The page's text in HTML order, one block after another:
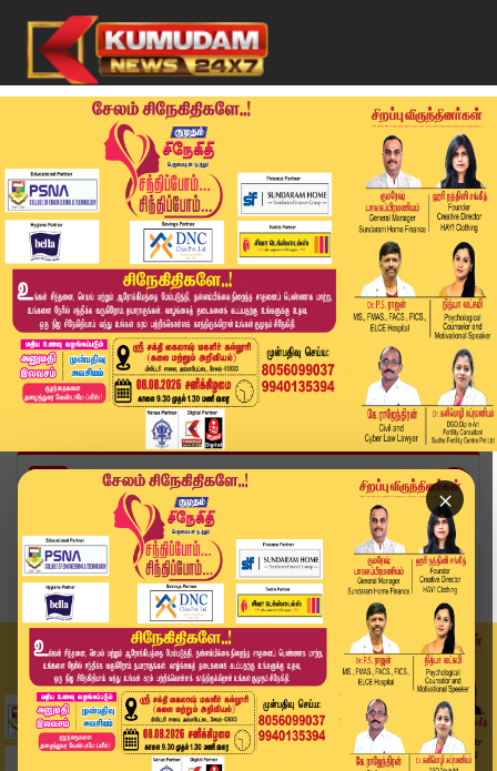
×
Home
வீடியோ ஸ்டோரி
கர்நாடக மாநில முதலமைச்சர் ராஜினாமா..! சித்த ராம...